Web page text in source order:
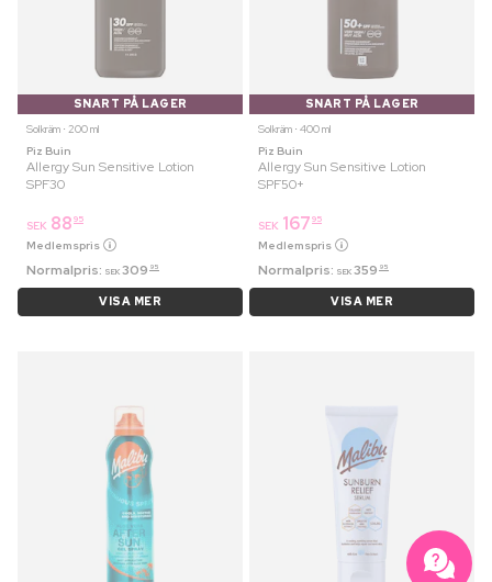
SNART PÅ LAGER
Solkräm ⋅ 200 ml
Piz Buin
Allergy Sun Sensitive Lotion
SPF30
SEK 88 95
Medlemspris
Normalpris: SEK 309 95
VISA MER
SNART PÅ LAGER
Solkräm ⋅ 400 ml
Piz Buin
Allergy Sun Sensitive Lotion
SPF50+
SEK 167 95
Medlemspris
Normalpris: SEK 359 95
VISA MER